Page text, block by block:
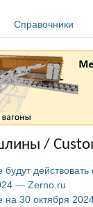
Справочники
/
действовать
— Zerno.ru
30 октября 2024